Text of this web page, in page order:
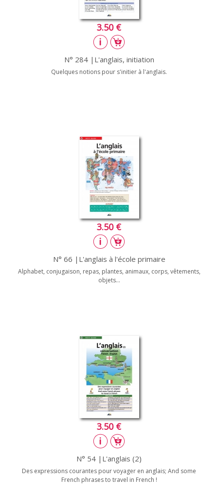
3.50 €
N° 284 |L'anglais, initiation
Quelques notions pour s'initier à l'anglais.
3.50 €
N° 66 |L'anglais à l'école primaire
Alphabet, conjugaison, repas, plantes, animaux, corps, vêtements,
objets...
3.50 €
N° 54 |L'anglais (2)
Des expressions courantes pour voyager en anglais; And some
French phrases to travel in French !